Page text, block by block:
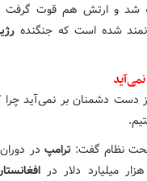
شد و ارتش هم قوت گرفت
شده است که جنگنده
دست دشمنان بر نمی‌آید چرا
نظام گفت: ترامپ در